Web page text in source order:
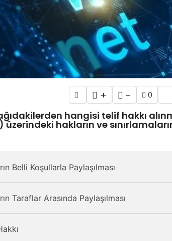
+ - 0
hangisi telif hakkı
üzerindeki hakların ve
Belli Koşullarla Paylaşılması
Taraflar Arasında Paylaşılması